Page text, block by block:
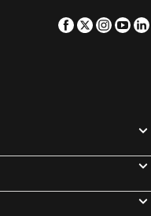
Facebook
Twitter